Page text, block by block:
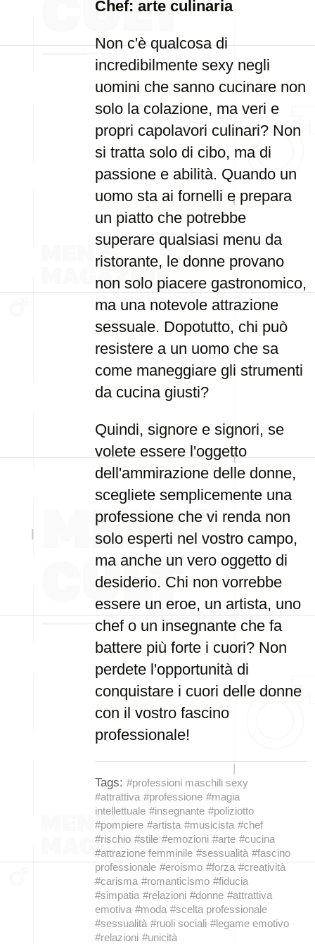
Chef: arte culinaria
Non c'è qualcosa di
incredibilmente sexy negli
uomini che sanno cucinare non
solo la colazione, ma veri e
propri capolavori culinari? Non
si tratta solo di cibo, ma di
passione e abilità. Quando un
uomo sta ai fornelli e prepara
un piatto che potrebbe
superare qualsiasi menu da
ristorante, le donne provano
non solo piacere gastronomico,
ma una notevole attrazione
sessuale. Dopotutto, chi può
resistere a un uomo che sa
come maneggiare gli strumenti
da cucina giusti?
Quindi, signore e signori, se
volete essere l'oggetto
dell'ammirazione delle donne,
scegliete semplicemente una
professione che vi renda non
solo esperti nel vostro campo,
ma anche un vero oggetto di
desiderio. Chi non vorrebbe
essere un eroe, un artista, uno
chef o un insegnante che fa
battere più forte i cuori? Non
perdete l'opportunità di
conquistare i cuori delle donne
con il vostro fascino
professionale!
Tags: #professioni maschili sexy
#attrattiva #professione #magia
intellettuale #insegnante #poliziotto
#pompiere #artista #musicista #chef
#rischio #stile #emozioni #arte #cucina
#attrazione femminile #sessualità #fascino
professionale #eroismo #forza #creatività
#carisma #romanticismo #fiducia
#simpatia #relazioni #donne #attrattiva
emotiva #moda #scelta professionale
#sessualità #ruoli sociali #legame emotivo
#relazioni #unicità